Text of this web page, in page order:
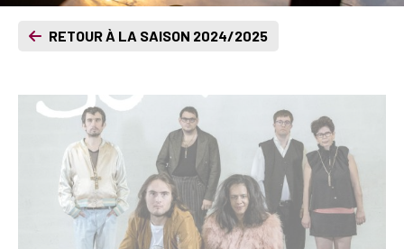
RETOUR À LA SAISON 2024/2025